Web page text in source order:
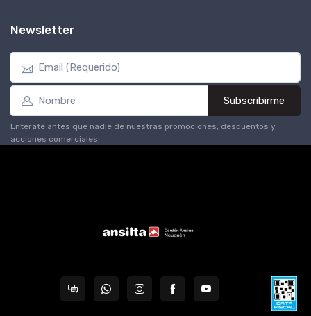
Newsletter
Subscribirme
Enterate antes que nadie de nuestras promociones, descuentos y
acciones comerciales.